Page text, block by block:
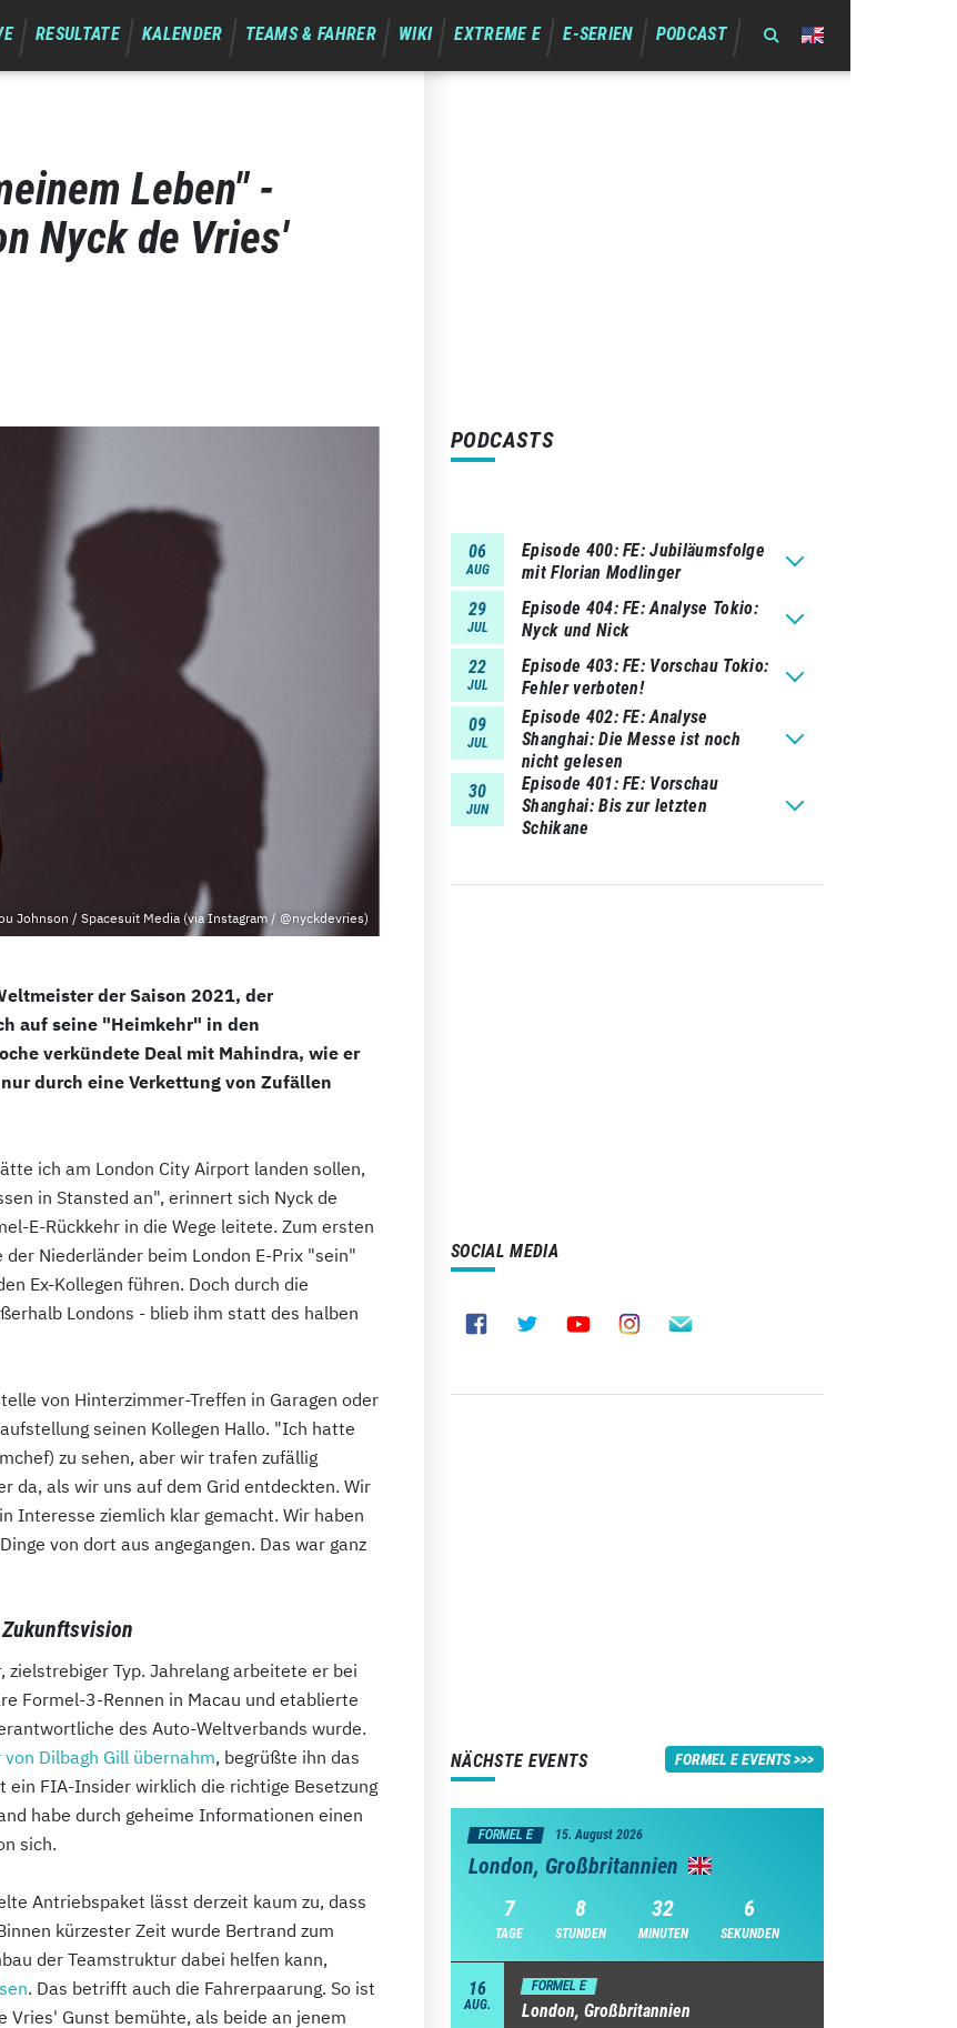
RESULTATE KALENDER TEAMS & FAHRER WIKI EXTREME E E-SERIEN PODCAST
Leben" -
Nyck de Vries'
Johnson / Spacesuit Media (via Instagram / @nyckdevries)
der Saison 2021, der
auf seine "Heimkehr" in den
verkündete Deal mit Mahindra, wie er
durch eine Verkettung von Zufällen
ich am London City Airport landen sollen,
in Stansted an", erinnert sich Nyck de
E-Rückkehr in die Wege leitete. Zum ersten
Niederländer beim London E-Prix "sein"
Ex-Kollegen führen. Doch durch die
Londons - blieb ihm statt des halben
von Hinterzimmer-Treffen in Garagen oder
seinen Kollegen Hallo. "Ich hatte
zu sehen, aber wir trafen zufällig
da, als wir uns auf dem Grid entdeckten. Wir
Interesse ziemlich klar gemacht. Wir haben
von dort aus angegangen. Das war ganz
Typ. Jahrelang arbeitete er bei
Formel-3-Rennen in Macau und etablierte
des Auto-Weltverbands wurde.
Dilbagh Gill übernahm, begrüßte ihn das
ein FIA-Insider wirklich die richtige Besetzung
habe durch geheime Informationen einen
sich.
Antriebspaket lässt derzeit kaum zu, dass
kürzester Zeit wurde Bertrand zum
der Teamstruktur dabei helfen kann,
. Das betrifft auch die Fahrerpaarung. So ist
Vries' Gunst bemühte, als beide an jenem
PODCASTS
06
AUG
Episode 400 FE: Jubiläumsfolge
mit Florian Modlinger
29
JUL
Episode 404 FE: Analyse Tokio:
Nyck und Nick
22
JUL
Episode 403 FE: Vorschau Tokio:
Fehler verboten!
09
JUL
Episode 402 FE: Analyse
Shanghai: Die Messe ist noch
nicht gelesen
30
JUN
Episode 401 FE: Vorschau
Shanghai: Bis zur letzten
Schikane
SOCIAL MEDIA
NÄCHSTE EVENTS FORMEL E EVENTS
FORMEL E 15. August 2026
London, Großbritannien
7
TAGE
8
STUNDEN
32
MINUTEN
5
SEKUNDEN
16
AUG.
FORMEL E
London, Großbritannien